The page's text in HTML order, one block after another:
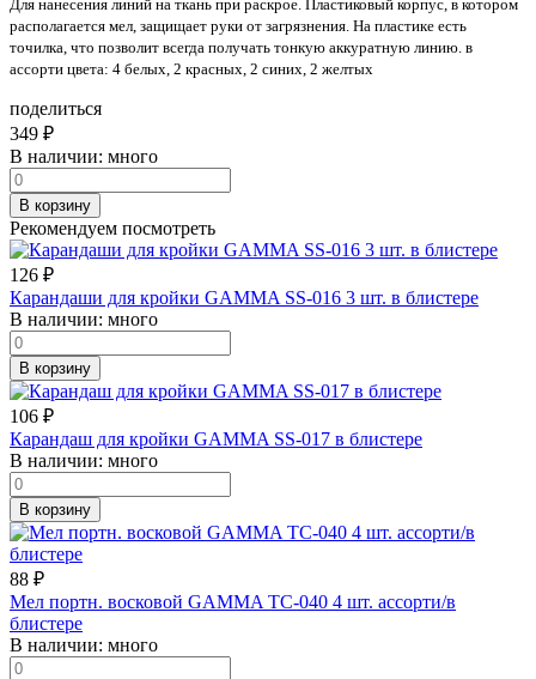
Для нанесения линий на ткань при раскрое. Пластиковый корпус, в котором
располагается мел, защищает руки от загрязнения. На пластике есть
точилка, что позволит всегда получать тонкую аккуратную линию. в
ассорти цвета: 4 белых, 2 красных, 2 синих, 2 желтых
поделиться
349 ₽
В наличии: много
В корзину
Рекомендуем посмотреть
126 ₽
Карандаши для кройки GAMMA SS-016 3 шт. в блистере
В наличии: много
В корзину
106 ₽
Карандаш для кройки GAMMA SS-017 в блистере
В наличии: много
В корзину
88 ₽
Мел портн. восковой GAMMA TC-040 4 шт. ассорти/в
блистере
В наличии: много